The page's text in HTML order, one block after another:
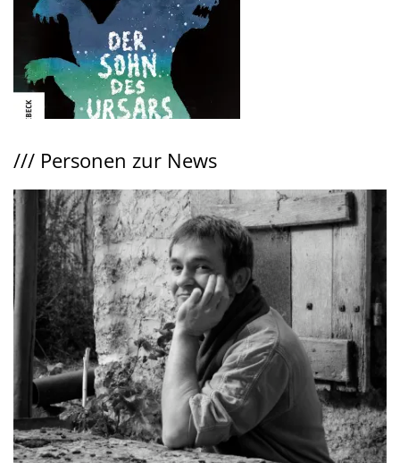
/// Personen zur News